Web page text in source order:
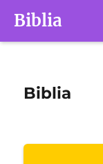
Biblia
Biblia